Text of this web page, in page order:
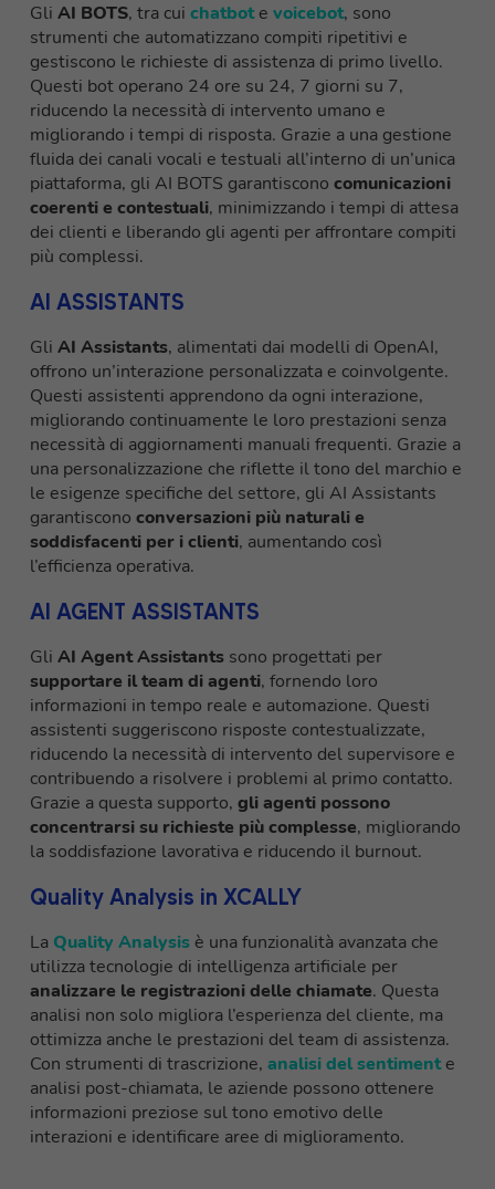
Gli AI BOTS, tra cui chatbot e voicebot, sono
strumenti che automatizzano compiti ripetitivi e
gestiscono le richieste di assistenza di primo livello.
Questi bot operano 24 ore su 24, 7 giorni su 7,
riducendo la necessità di intervento umano e
migliorando i tempi di risposta. Grazie a una gestione
fluida dei canali vocali e testuali all’interno di un’unica
piattaforma, gli AI BOTS garantiscono comunicazioni
coerenti e contestuali, minimizzando i tempi di attesa
dei clienti e liberando gli agenti per affrontare compiti
più complessi.
AI ASSISTANTS
Gli AI Assistants, alimentati dai modelli di OpenAI,
offrono un’interazione personalizzata e coinvolgente.
Questi assistenti apprendono da ogni interazione,
migliorando continuamente le loro prestazioni senza
necessità di aggiornamenti manuali frequenti. Grazie a
una personalizzazione che riflette il tono del marchio e
le esigenze specifiche del settore, gli AI Assistants
garantiscono conversazioni più naturali e
soddisfacenti per i clienti, aumentando così
l’efficienza operativa.
AI AGENT ASSISTANTS
Gli AI Agent Assistants sono progettati per
supportare il team di agenti, fornendo loro
informazioni in tempo reale e automazione. Questi
assistenti suggeriscono risposte contestualizzate,
riducendo la necessità di intervento del supervisore e
contribuendo a risolvere i problemi al primo contatto.
Grazie a questa supporto, gli agenti possono
concentrarsi su richieste più complesse, migliorando
la soddisfazione lavorativa e riducendo il burnout.
Quality Analysis in XCALLY
La Quality Analysis è una funzionalità avanzata che
utilizza tecnologie di intelligenza artificiale per
analizzare le registrazioni delle chiamate. Questa
analisi non solo migliora l’esperienza del cliente, ma
ottimizza anche le prestazioni del team di assistenza.
Con strumenti di trascrizione, analisi del sentimente
analisi post-chiamata, le aziende possono ottenere
informazioni preziose sul tono emotivo delle
interazioni e identificare aree di miglioramento.